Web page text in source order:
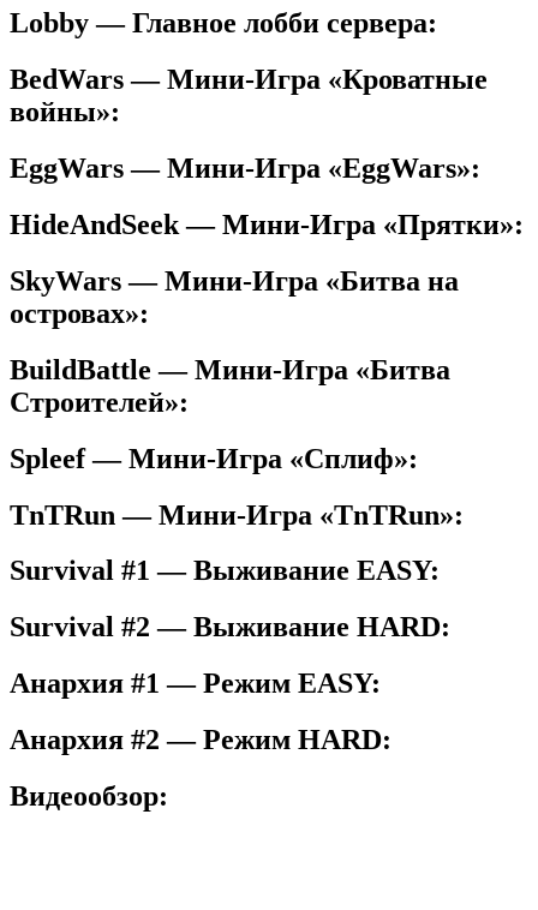
Lobby — Главное лобби сервера:
BedWars — Мини-Игра «Кроватные
войны»:
EggWars — Мини-Игра «EggWars»:
HideAndSeek — Мини-Игра «Прятки»:
SkyWars — Мини-Игра «Битва на
островах»:
BuildBattle — Мини-Игра «Битва
Строителей»:
Spleef — Мини-Игра «Сплиф»:
TnTRun — Мини-Игра «TnTRun»:
Survival #1 — Выживание EASY:
Survival #2 — Выживание HARD:
Анархия #1 — Режим EASY:
Анархия #2 — Режим HARD:
Видеообзор: